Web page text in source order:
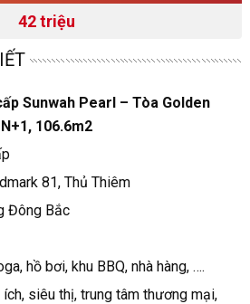
42 triệu
Sunwah Pearl – Tòa Golden
106.6m2
81, Thủ Thiêm
Đông Bắc
hồ bơi, khu BBQ, nhà hàng, ….
siêu thị, trung tâm thương mại,